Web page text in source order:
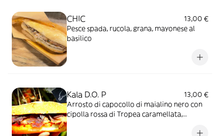
CHIC
13,00 €
Pesce spada, rucola, grana, mayonese al
basilico
Kala D.O. P
13,00 €
Arrosto di capocollo di maialino nero con
cipolla rossa di Tropea caramellata,